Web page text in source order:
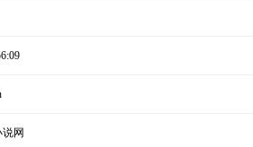
网